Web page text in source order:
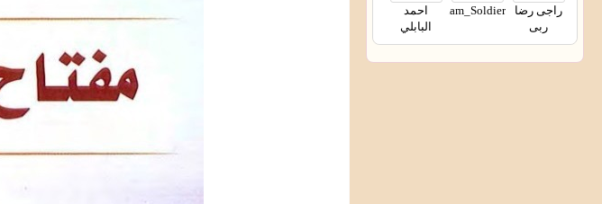
راجى رضا
ربى
Islam_Soldier
احمد
البابلي